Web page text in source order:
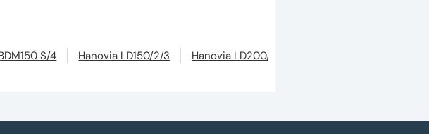
S/4 Hanovia LD150/2/3 Hanovia LD200/2/3